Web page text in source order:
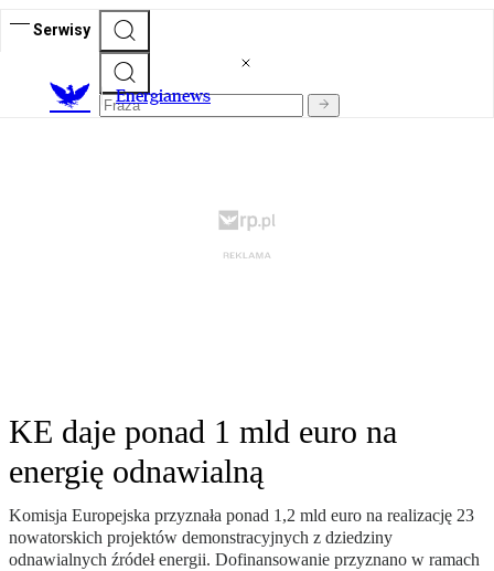
Serwisy
Energianews
KE daje ponad 1 mld euro na
energię odnawialną
Komisja Europejska przyznała ponad 1,2 mld euro na realizację 23
nowatorskich projektów demonstracyjnych z dziedziny
odnawialnych źródeł energii. Dofinansowanie przyznano w ramach